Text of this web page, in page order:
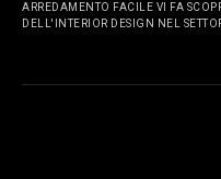
ARREDAMENTO FACILE VI FA
DELL'INTERIOR DESIGN NEL